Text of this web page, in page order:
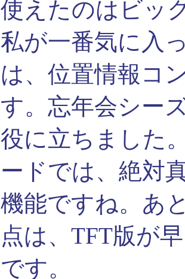
使えたのはビッ
私が一番気に入
は、位置情報コ
す。忘年会シー
役に立ちました
ードでは、絶対
機能ですね。あ
点は、TFT版が
です。